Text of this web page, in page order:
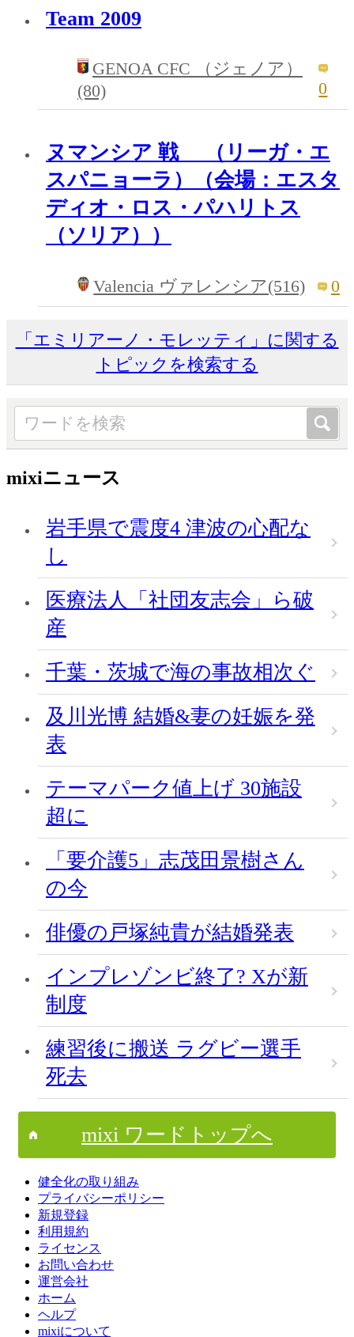
Team 2009
GENOA CFC （ジェノア）
(80)
0
ヌマンシア 戦 （リーガ・エ
スパニョーラ）（会場：エスタ
ディオ・ロス・パハリトス
（ソリア））
Valencia ヴァレンシア(516) 0
「エミリアーノ・モレッティ」に関する
トピックを検索する
mixiニュース
岩手県で震度4 津波の心配な
し
医療法人「社団友志会」ら破
産
千葉・茨城で海の事故相次ぐ
及川光博 結婚&妻の妊娠を発
表
テーマパーク値上げ 30施設
超に
「要介護5」志茂田景樹さん
の今
俳優の戸塚純貴が結婚発表
インプレゾンビ終了? Xが新
制度
練習後に搬送 ラグビー選手
死去
mixi ワードトップへ
健全化の取り組み
プライバシーポリシー
新規登録
利用規約
ライセンス
お問い合わせ
運営会社
ホーム
ヘルプ
mixiについて